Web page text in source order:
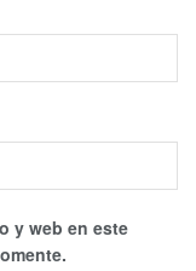
y web en este